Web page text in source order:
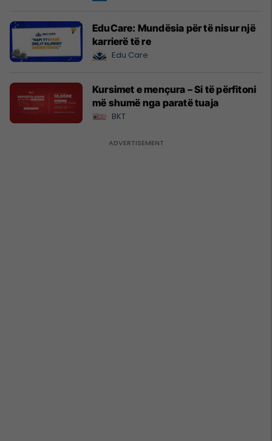
EduCare: Mundësia për të nisur një
karrierë të re
Edu Care
Kursimet e mençura – Si të përfitoni
më shumë nga paratë tuaja
BKT